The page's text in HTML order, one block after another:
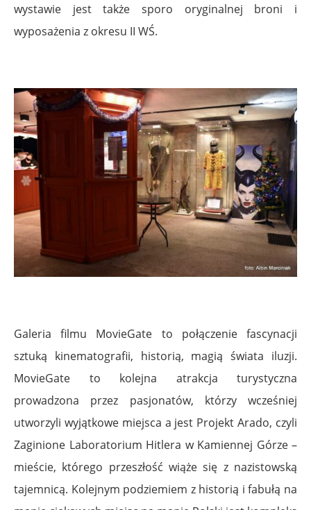
wystawie jest także sporo oryginalnej broni i
wyposażenia z okresu II WŚ.
Galeria filmu MovieGate to połączenie fascynacji
sztuką kinematografii, historią, magią świata iluzji.
MovieGate to kolejna atrakcja turystyczna
prowadzona przez pasjonatów, którzy wcześniej
utworzyli wyjątkowe miejsca a jest Projekt Arado, czyli
Zaginione Laboratorium Hitlera w Kamiennej Górze –
mieście, którego przeszłość wiąże się z nazistowską
tajemnicą. Kolejnym podziemiem z historią i fabułą na